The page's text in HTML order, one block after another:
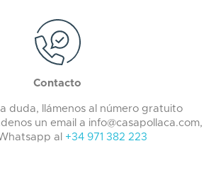
Contacto
duda, llámenos al número gratuito
un email a info@casapollaca.com,
al +34 971 382 223